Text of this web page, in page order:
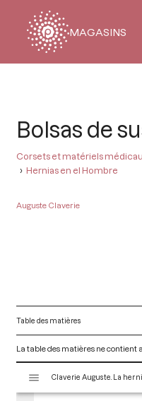
MAGASINS
Bolsas de
Corsets et matériels
Hernias en el Hombre
Auguste Claverie
Table des matières
La table des matières ne contient
s